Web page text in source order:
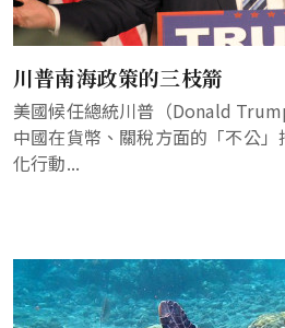
川普南海政策的三枝箭
美國候任總統川普（Donald
中國在貨幣、關稅方面的「不公
化行動...